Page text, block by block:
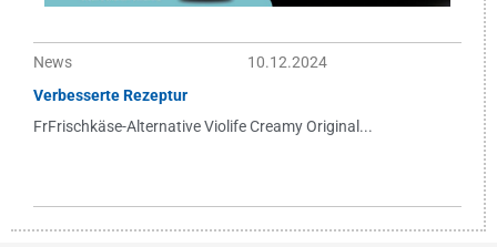
News
10.12.2024
Verbesserte Rezeptur
FrFrischkäse-Alternative Violife Creamy Original...